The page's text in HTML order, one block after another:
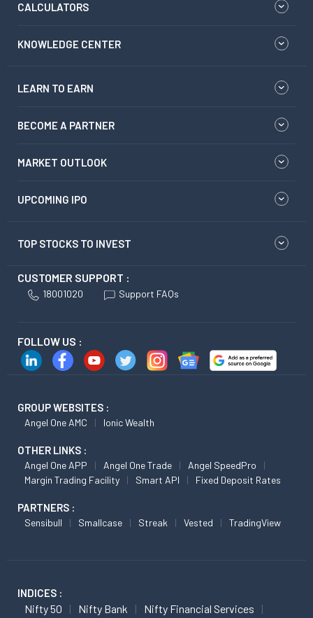
CALCULATORS
KNOWLEDGE CENTER
LEARN TO EARN
BECOME A PARTNER
MARKET OUTLOOK
UPCOMING IPO
TOP STOCKS TO INVEST
CUSTOMER SUPPORT :
18001020 Support FAQs
FOLLOW US :
GROUP WEBSITES :
Angel One AMC Ionic Wealth
OTHER LINKS :
Angel One APP Angel One Trade
Angel SpeedPro
Margin Trading Facility
Smart API Fixed Deposit Rates
PARTNERS :
Sensibull Smallcase Streak Vested TradingView
INDICES :
Nifty 50 Nifty Bank
Nifty Financial Services